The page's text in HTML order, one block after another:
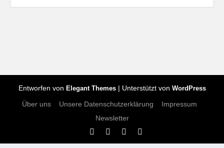
Entworfen von Elegant Themes| Unterstützt von WordPress
Über uns Unsere Datenschutzerklärung
Impressum
Newsletter